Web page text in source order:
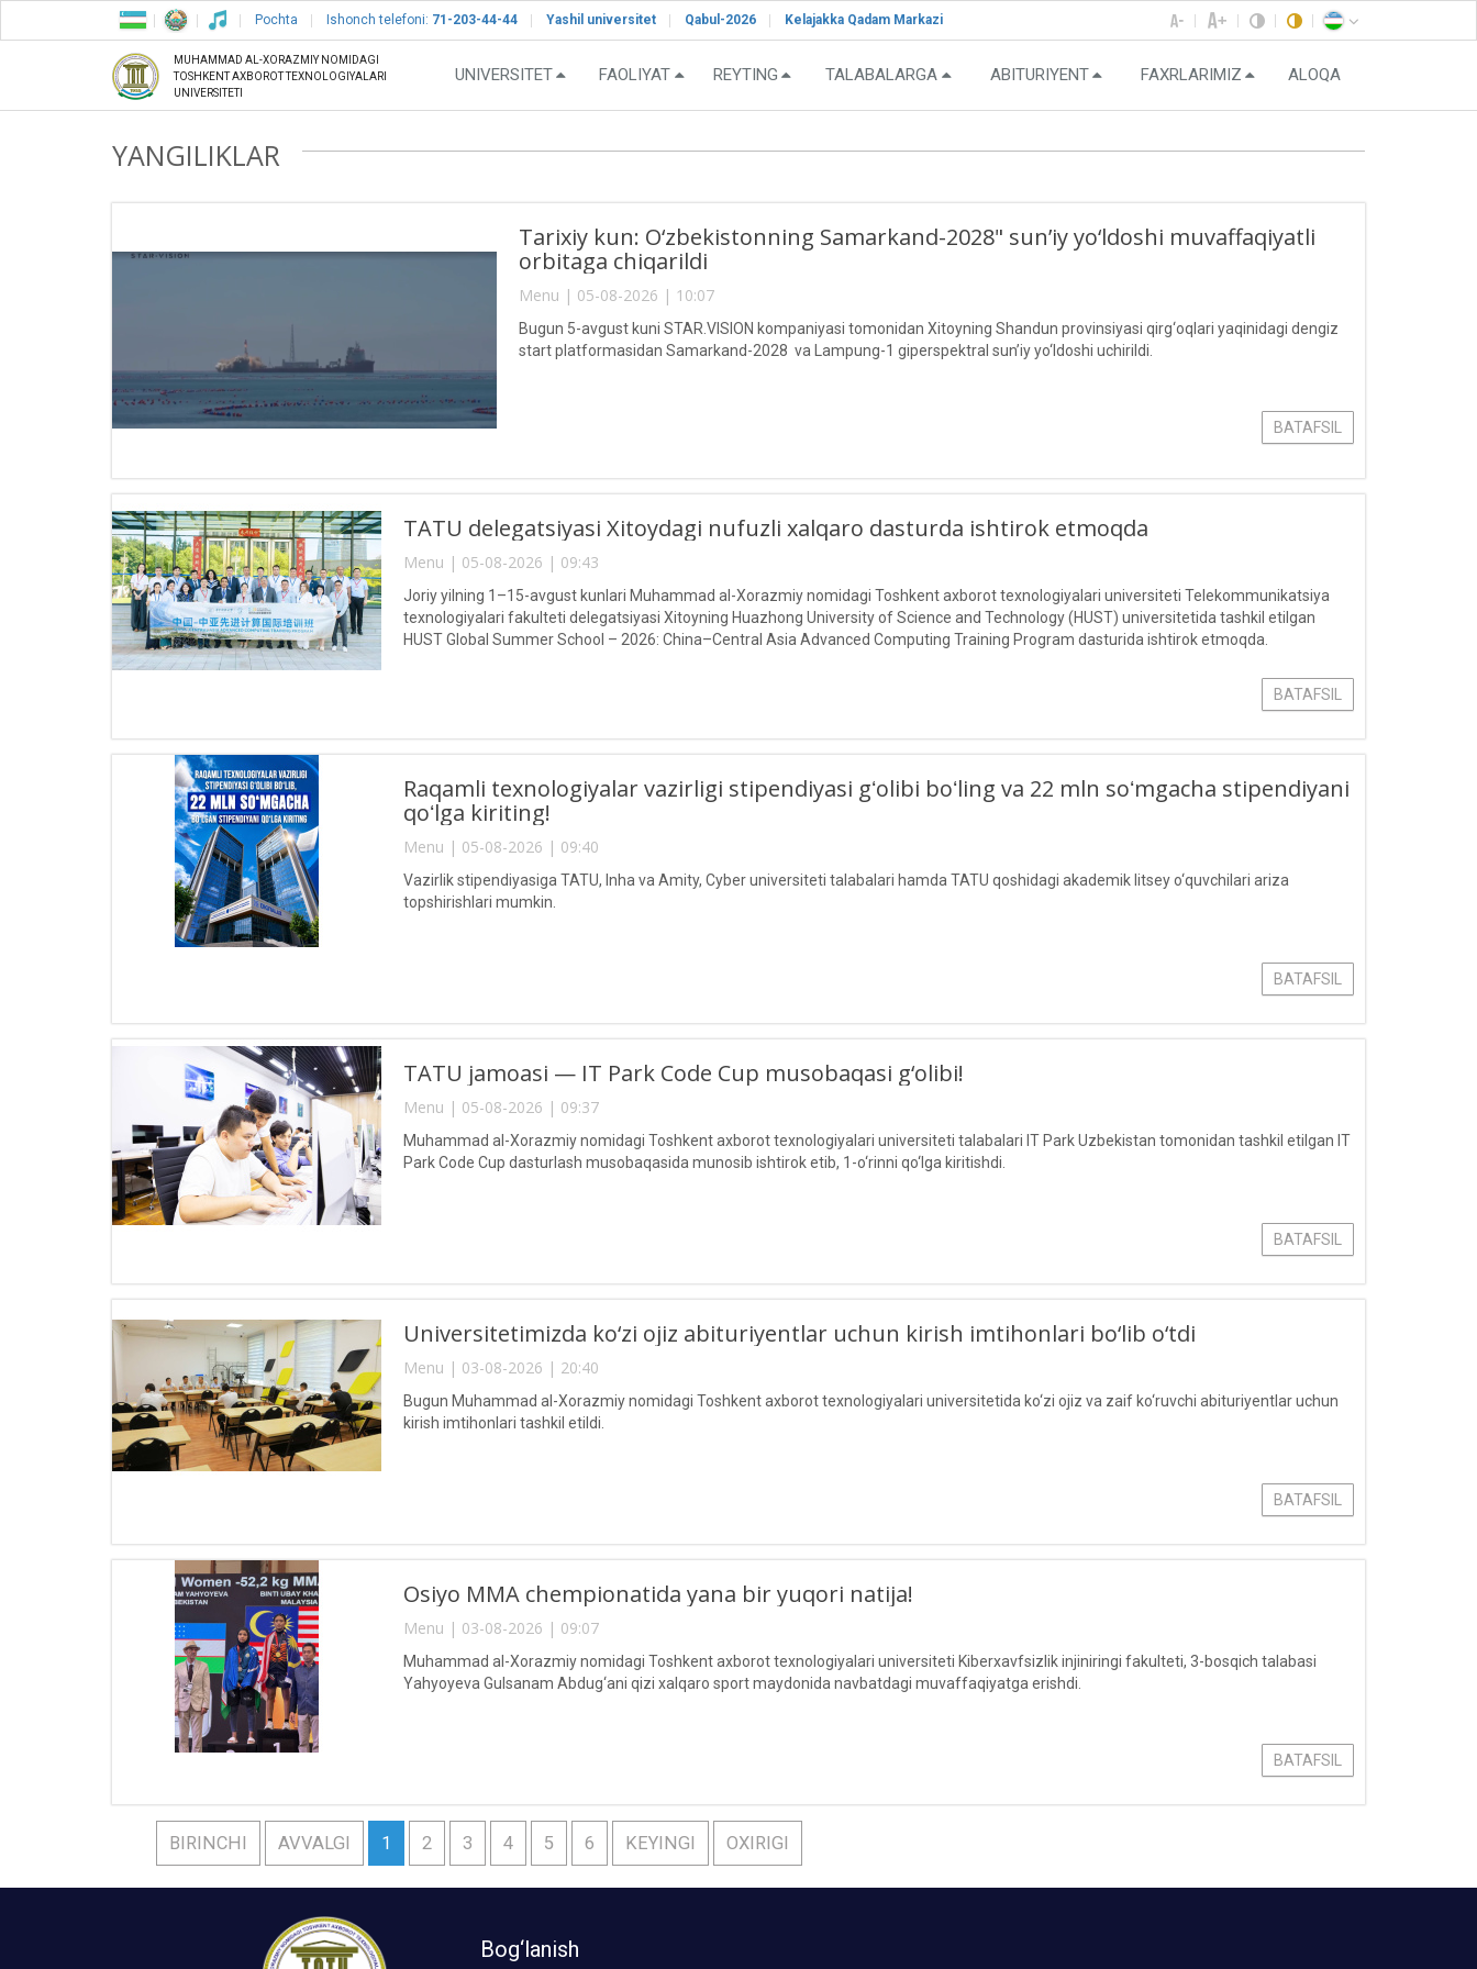
Pochta Ishonch telefoni: 71-203-44-44 Yashil universitet Qabul-2026 Kelajakka Qadam Markazi
MUHAMMAD AL-XORAZMIY NOMIDAGI
TOSHKENT AXBOROT TEXNOLOGIYALARI
UNIVERSITETI
UNIVERSITET FAOLIYAT REYTING TALABALARGA ABITURIYENT FAXRLARIMIZ ALOQA
YANGILIKLAR
Tarixiy kun: O‘zbekistonning Samarkand-2028" sun’iy yo‘ldoshi muvaffaqiyatli
orbitaga chiqarildi
Menu | 05-08-2026 | 10:07
Bugun 5-avgust kuni STAR.VISION kompaniyasi tomonidan Xitoyning Shandun provinsiyasi qirg‘oqlari yaqinidagi dengiz
start platformasidan Samarkand-2028 va Lampung-1 giperspektral sun’iy yo‘ldoshi uchirildi.
BATAFSIL
TATU delegatsiyasi Xitoydagi nufuzli xalqaro dasturda ishtirok etmoqda
Menu | 05-08-2026 | 09:43
Joriy yilning 1–15-avgust kunlari Muhammad al-Xorazmiy nomidagi Toshkent axborot texnologiyalari universiteti Telekommunikatsiya
texnologiyalari fakulteti delegatsiyasi Xitoyning Huazhong University of Science and Technology (HUST) universitetida tashkil etilgan
HUST Global Summer School – 2026: China–Central Asia Advanced Computing Training Program dasturida ishtirok etmoqda.
BATAFSIL
Raqamli texnologiyalar vazirligi stipendiyasi gʻolibi boʻling va 22 mln soʻmgacha stipendiyani
qoʻlga kiriting!
Menu | 05-08-2026 | 09:40
Vazirlik stipendiyasiga TATU, Inha va Amity, Cyber universiteti talabalari hamda TATU qoshidagi akademik litsey o‘quvchilari ariza
topshirishlari mumkin.
BATAFSIL
TATU jamoasi — IT Park Code Cup musobaqasi g‘olibi!
Menu | 05-08-2026 | 09:37
Muhammad al-Xorazmiy nomidagi Toshkent axborot texnologiyalari universiteti talabalari IT Park Uzbekistan tomonidan tashkil etilgan IT
Park Code Cup dasturlash musobaqasida munosib ishtirok etib, 1-o‘rinni qo‘lga kiritishdi.
BATAFSIL
Universitetimizda ko‘zi ojiz abituriyentlar uchun kirish imtihonlari bo‘lib o‘tdi
Menu | 03-08-2026 | 20:40
Bugun Muhammad al-Xorazmiy nomidagi Toshkent axborot texnologiyalari universitetida ko‘zi ojiz va zaif ko‘ruvchi abituriyentlar uchun
kirish imtihonlari tashkil etildi.
BATAFSIL
Osiyo MMA chempionatida yana bir yuqori natija!
Menu | 03-08-2026 | 09:07
Muhammad al-Xorazmiy nomidagi Toshkent axborot texnologiyalari universiteti Kiberxavfsizlik injiniringi fakulteti, 3-bosqich talabasi
Yahyoyeva Gulsanam Abdug‘ani qizi xalqaro sport maydonida navbatdagi muvaffaqiyatga erishdi.
BATAFSIL
BIRINCHI AVVALGI 1 2 3 4 5 6 KEYINGI OXIRIGI
Bog‘lanish